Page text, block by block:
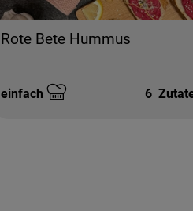
Rote Bete Hummus
Schwierigkeit:
einfach 6